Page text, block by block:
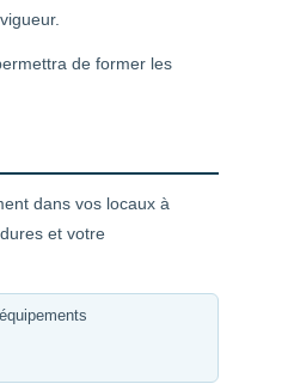
de former les
dans vos locaux à
et votre